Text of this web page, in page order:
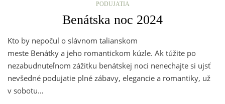
PODUJATIA
Benátska noc 2024
Kto by nepočul o slávnom talianskom
meste Benátky a jeho romantickom kúzle. Ak túžite po
nezabudnuteľnom zážitku benátskej noci nenechajte si ujsť
nevšedné podujatie plné zábavy, elegancie a romantiky, už
v sobotu…